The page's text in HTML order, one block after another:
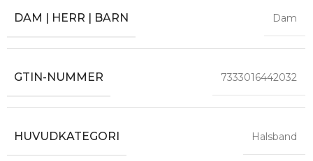
DAM | HERR | BARN Dam
GTIN-NUMMER 7333016442032
HUVUDKATEGORI Halsband